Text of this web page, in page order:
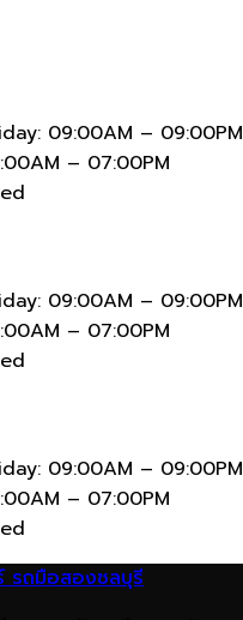
09:00AM – 09:00PM
– 07:00PM
09:00AM – 09:00PM
– 07:00PM
09:00AM – 09:00PM
– 07:00PM
รถมือสองชลบุรี